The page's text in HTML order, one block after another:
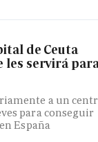
de Ceuta
les servirá
a un
para conseguir
España